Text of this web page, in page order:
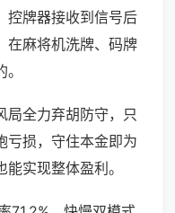
控牌器接收到信号后
在麻将机洗牌、码牌
局全力弃胡防守，只
亏损，守住本金即为
实现整体盈利。